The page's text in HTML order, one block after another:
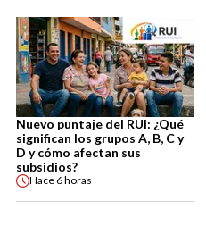
Nuevo puntaje del RUI: ¿Qué
significan los grupos A, B, C y
D y cómo afectan sus
subsidios?
Hace 6 horas